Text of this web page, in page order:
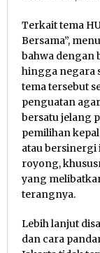
Terkait tema
Bersama”,
bahwa dengan
hingga negara
tema tersebut
penguatan
bersatu jelang
pemilihan
atau
royong,
yang
terangnya.
Lebih lanjut
dan cara